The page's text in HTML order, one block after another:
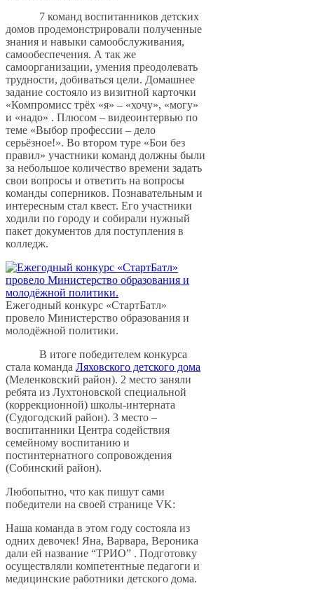
7 команд воспитанников детских
домов продемонстрировали полученные
знания и навыки самообслуживания,
самообеспечения. А так же
самоорганизации, умения преодолевать
трудности, добиваться цели. Домашнее
задание состояло из визитной карточки
«Компромисс трёх «я» – «хочу», «могу»
и «надо» . Плюсом – видеоинтервью по
теме «Выбор профессии – дело
серьёзное!». Во втором туре «Бои без
правил» участники команд должны были
за небольшое количество времени задать
свои вопросы и ответить на вопросы
команды соперников. Познавательным и
интересным стал квест. Его участники
ходили по городу и собирали нужный
пакет документов для поступления в
колледж.
Ежегодный конкурс «СтартБатл»
провело Министерство образования и
молодёжной политики.
В итоге победителем конкурса
стала команда Ляховского детского дома
(Меленковский район). 2 место заняли
ребята из Лухтоновской специальной
(коррекционной) школы-интерната
(Судогодский район). 3 место –
воспитанники Центра содействия
семейному воспитанию и
постинтернатного сопровождения
(Собинский район).
Любопытно, что как пишут сами
победители на своей странице VK:
Наша команда в этом году состояла из
одних девочек! Яна, Варвара, Вероника
дали ей название “ТРИО” . Подготовку
осуществляли компетентные педагоги и
медицинские работники детского дома.